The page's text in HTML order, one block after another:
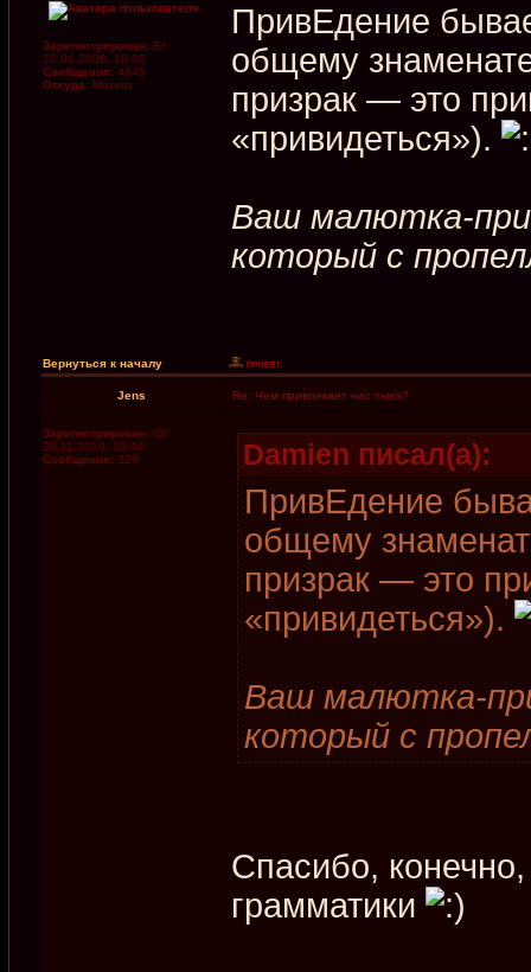
Зарегистрирован: Вт
15.01.2008, 18:00
Сообщения: 4048
Откуда: Москва
ПривЕдение
общему
призрак — это
«привидеться»).
Ваш малютка-
который с
Вернуться к началу
Jens Re: Чем привлекает нас тьма?
Зарегистрирован: Сб
20.11.2010, 19:44
Сообщения: 329 Damien писал(а):
ПривЕдение
общему
призрак — это
«привидеться»).
Ваш малютка-
который с
Спасибо,
грамматики